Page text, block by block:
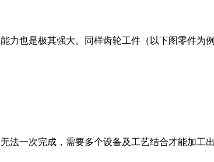
力也是极其强大。同样齿轮工件（以下图零件为
法一次完成，需要多个设备及工艺结合才能加工